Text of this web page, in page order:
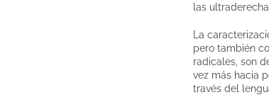
las
La
pero también
radicales, son
vez más hacia
través del